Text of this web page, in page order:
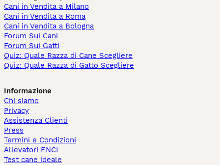
Cani in Vendita a Milano
Cani in Vendita a Roma
Cani in Vendita a Bologna
Forum Sui Cani
Forum Sui Gatti
Quiz: Quale Razza di Cane Scegliere
Quiz: Quale Razza di Gatto Scegliere
Informazione
Chi siamo
Privacy
Assistenza Clienti
Press
Termini e Condizioni
Allevatori ENCI
Test cane ideale